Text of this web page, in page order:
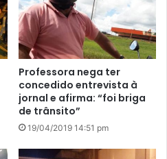
Professora nega ter
concedido entrevista à
jornal e afirma: “foi briga
de trânsito”
19/04/2019 14:51 pm